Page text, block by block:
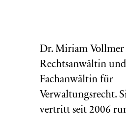
Dr. Miriam Vollmer
Rechtsanwältin und
Fachanwältin für
Verwaltungsrecht.
vertritt seit 2006